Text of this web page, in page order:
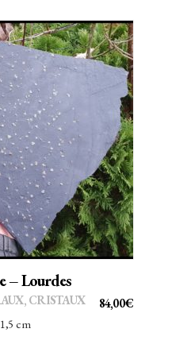
43,00€.37,84€.
AU PANIER
– Lourdes
84,00€
CRISTAUX
cm